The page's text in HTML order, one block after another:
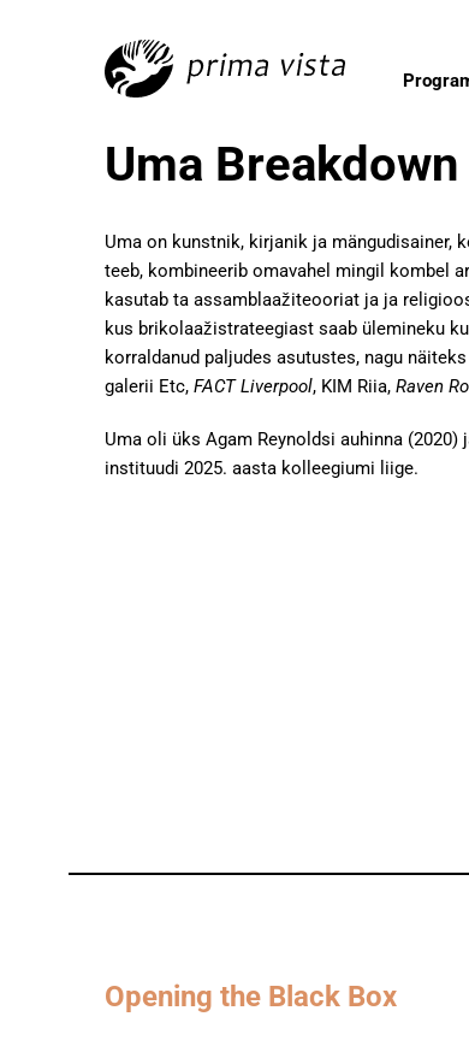
Uma Breakdown
Uma on kunstnik, kirjanik ja mängudisainer,
teeb, kombineerib omavahel mingil kombel
kasutab ta assamblaažiteooriat ja ja
kus brikolaažistrateegiast saab ülemineku
korraldanud paljudes asutustes, nagu
galerii Etc, FACT Liverpool, KIM Riia, Raven
Uma oli üks Agam Reynoldsi auhinna (2020)
instituudi 2025. aasta kolleegiumi liige.
Opening the Black Box